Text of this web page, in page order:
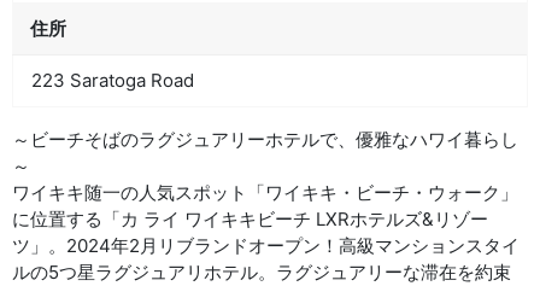
住所
223 Saratoga Road
～ビーチそばのラグジュアリーホテルで、優雅なハワイ暮らし
～
ワイキキ随一の人気スポット「ワイキキ・ビーチ・ウォーク」
に位置する「カ ライ ワイキキビーチ LXRホテルズ&リゾー
ツ」。2024年2月リブランドオープン！高級マンションスタイ
ルの5つ星ラグジュアリホテル。ラグジュアリーな滞在を約束